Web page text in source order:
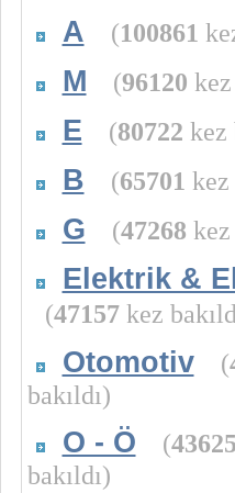
A (100861
M (96120 kez
E (80722 kez
B (65701 kez
G (47268 kez
Elektrik &
(47157kez
Otomotiv (
bakıldı)
O - Ö (43625
bakıldı)